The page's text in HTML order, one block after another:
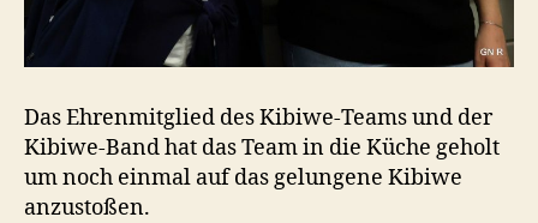
Das Ehrenmitglied des Kibiwe-Teams und der
Kibiwe-Band hat das Team in die Küche geholt
um noch einmal auf das gelungene Kibiwe
anzustoßen.